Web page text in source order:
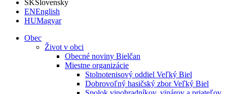
SKSlovensky
ENEnglish
HUMagyar
Obec
Život v obci
Obecné noviny Bielčan
Miestne organizácie
Stolnotenisový oddiel Veľký Biel
Dobrovoľný hasičský zbor Veľký Biel